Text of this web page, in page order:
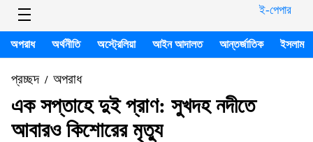
ই-পেপার
অপরাধ অর্থনীতি অস্ট্রেলিয়া আইন আদালত আন্তর্জাতিক ইসলাম
প্রচ্ছদ/ অপরাধ
এক সপ্তাহে দুই প্রাণ: সুখদহ নদীতে
আবারও কিশোরের মৃত্যু